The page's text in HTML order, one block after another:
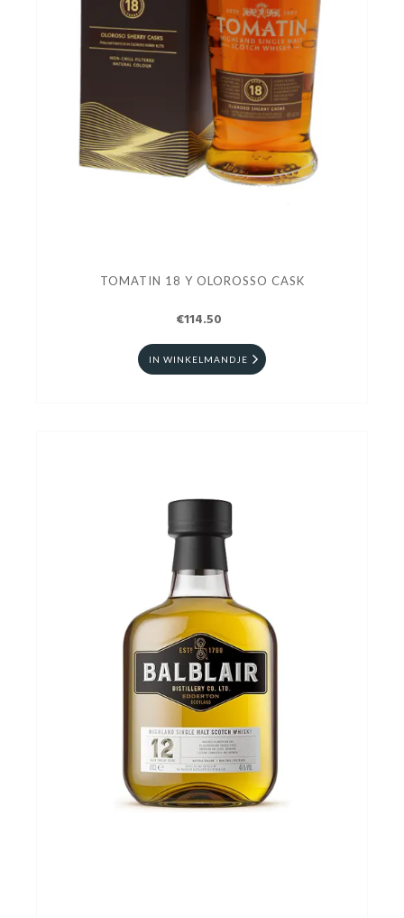
TOMATIN 18 Y OLOROSSO CASK
€114.50
IN WINKELMANDJE